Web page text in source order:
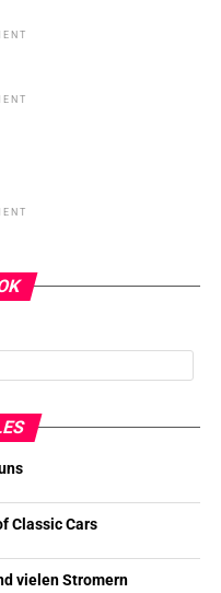
Classic Cars
vielen Stromern